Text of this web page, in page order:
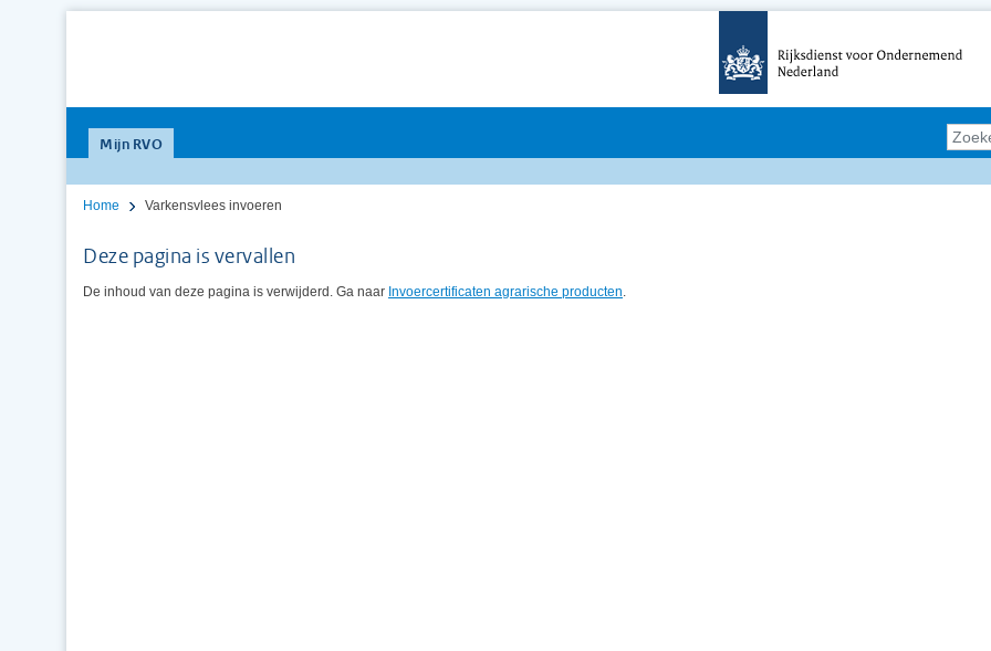
Mijn RVO
Home Varkensvlees invoeren
Deze pagina is vervallen
De inhoud van deze pagina is verwijderd. Ga naar Invoercertificaten agrarische producten.